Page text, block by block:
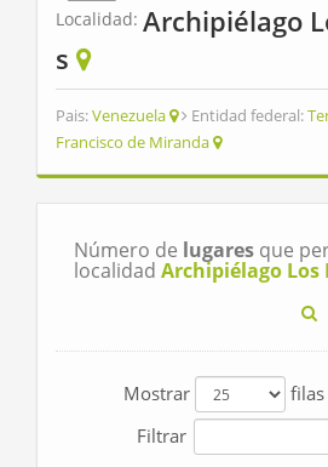
Localidad: Archipiélago
s
Pais:Venezuela Entidad federal:
Francisco de Miranda
Número de lugares que
localidad Archipiélago Los
Mostrar
Filtrar